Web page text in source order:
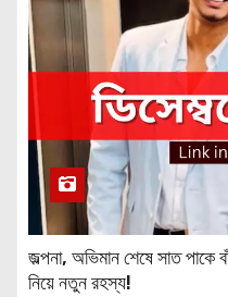
জল্পনা, অভিমান শেষে সাত পাকে
নিয়ে নতুন রহস্য!